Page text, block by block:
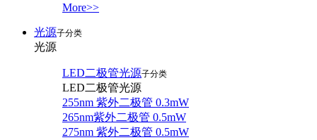
More>>
光源子分类
光源
LED二极管光源子分类
LED二极管光源
255nm 紫外二极管 0.3mW
265nm紫外二极管 0.5mW
275nm 紫外二极管 0.5mW